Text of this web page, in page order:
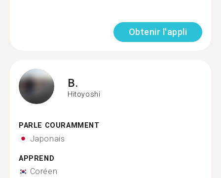
Obtenir l'appli
B.
Hitoyoshi
PARLE COURAMMENT
Japonais
APPREND
Coréen